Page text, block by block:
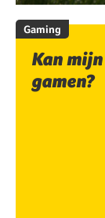
Gaming
Kan
gamen?